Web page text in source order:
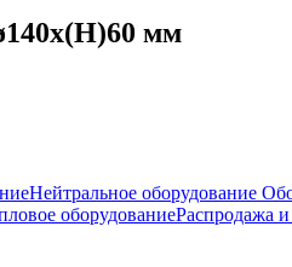
мм
Нейтральное оборудование
оборудованиеРаспродажа